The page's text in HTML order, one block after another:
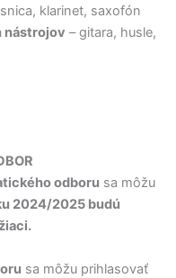
klarinet, saxofón
nástrojov –gitara, husle,
odboru sa môžu
2024/2025 budú
sa môžu prihlasovať